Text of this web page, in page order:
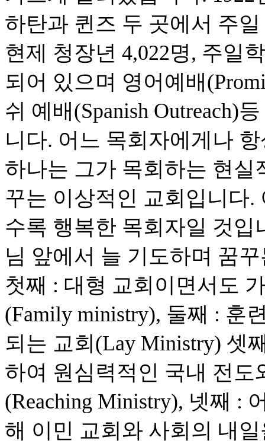
하탄과 퀸즈 두 곳에서 주
현제 청장년 4,022명, 주일
되어 있으며 영어예배
쉬 예배(Spanish Outreach)
니다. 어느 목회자에게나
하나는 그가 목회하는 현
꾸는 이상적인 교회입니다
수록 행복한 목회자일 것
님 앞에서 늘 기도하며 꿈
첫째 : 대형 교회이면서도
(Family ministry), 둘째 : 훈
되는 교회(Lay Ministry) 셋
하여 원심력적인 국내 전
(Reaching Ministry), 넷째 :
해 이민 교회와 사회의 내